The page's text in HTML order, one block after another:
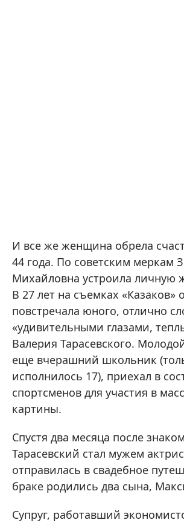
И все же женщина обрела
44 года. По советским меркам
Михайловна устроила личную
В 27 лет на съемках «Казаков»
повстречала юного, отлично
«удивительными глазами,
Валерия Тарасевского.
еще вчерашний школьник
исполнилось 17), приехал в
спортсменов для участия в
картины.
Спустя два месяца после
Тарасевский стал мужем
отправилась в свадебное
браке родились два сына,
Супруг, работавший